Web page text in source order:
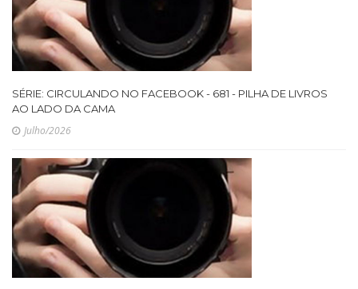
SÉRIE: CIRCULANDO NO FACEBOOK - 681 - PILHA DE LIVROS
AO LADO DA CAMA
Julho/2026